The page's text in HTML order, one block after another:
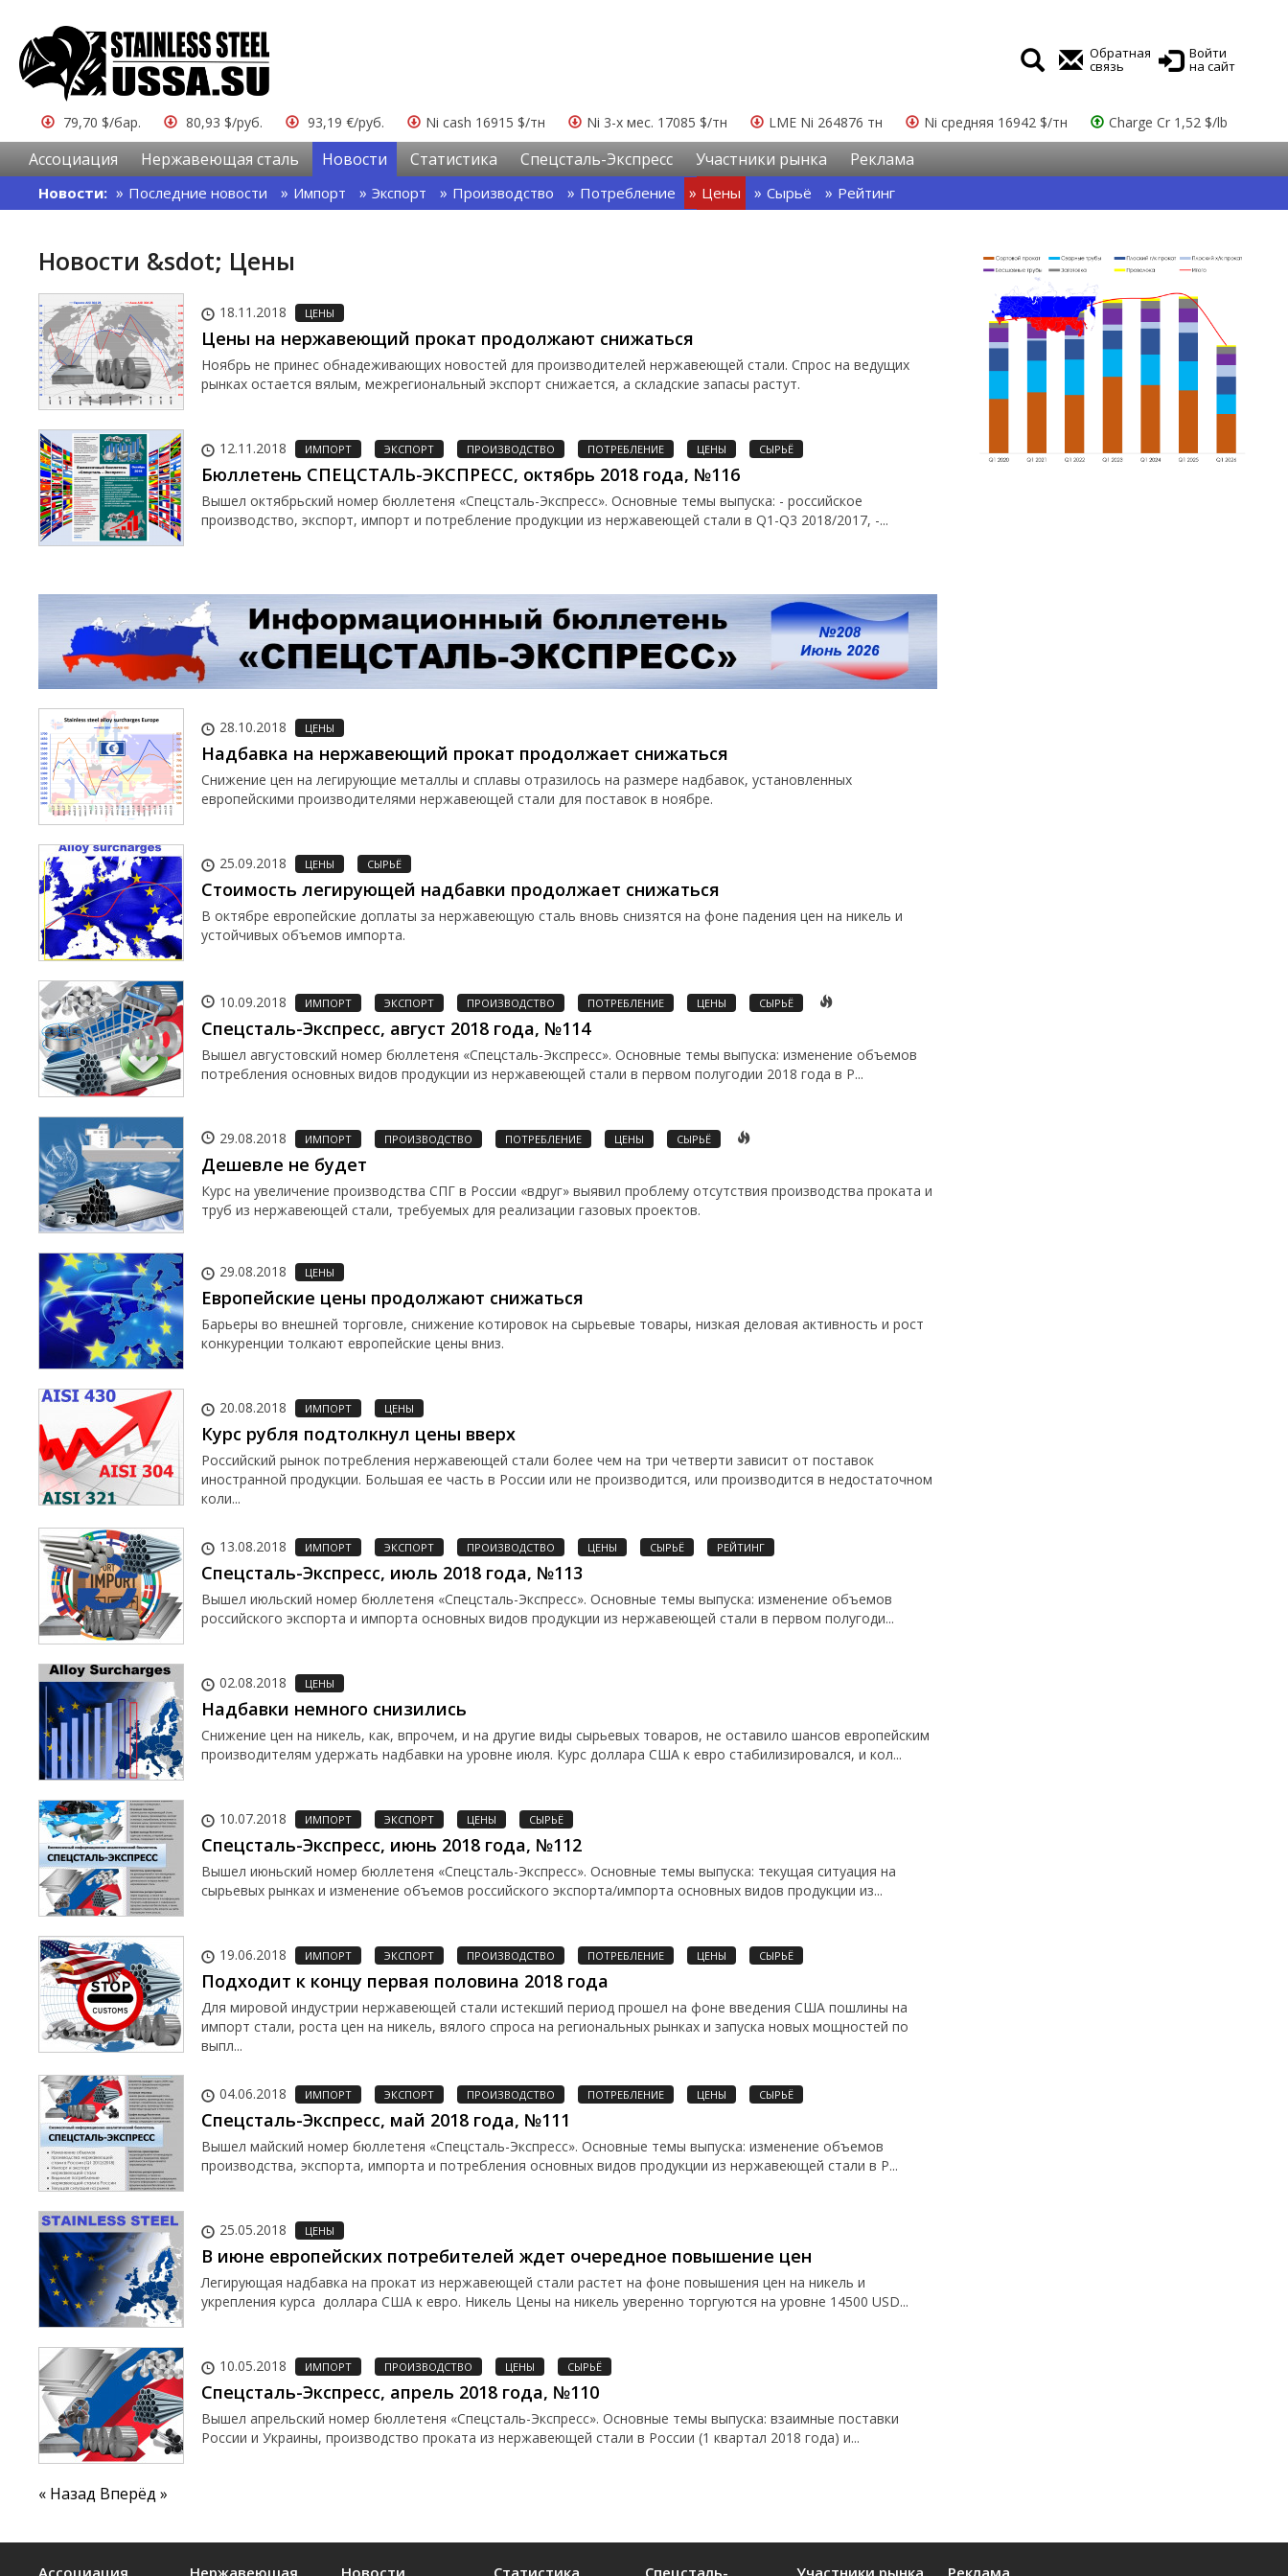
Обратная
связь
Войти
на сайт
79,70 $/бар. 80,93 $/руб. 93,19 €/руб. Ni cash 16915 $/тн Ni 3-х мес. 17085 $/тн LME Ni 264876 тн Ni средняя 16942 $/тн Charge Cr 1,52 $/lb
Ассоциация Нержавеющая сталь Новости Статистика Спецсталь-Экспресс Участники рынка Реклама
Новости: Последние новости Импорт Экспорт Производство Потребление Цены Сырьё Рейтинг
Новости &sdot; Цены
18.11.2018 ЦЕНЫ
Цены на нержавеющий прокат продолжают снижаться
Ноябрь не принес обнадеживающих новостей для производителей нержавеющей стали. Спрос на ведущих
рынках остается вялым, межрегиональный экспорт снижается, а складские запасы растут.
12.11.2018 ИМПОРТ ЭКСПОРТ ПРОИЗВОДСТВО ПОТРЕБЛЕНИЕ ЦЕНЫ СЫРЬЁ
Бюллетень СПЕЦСТАЛЬ-ЭКСПРЕСС, октябрь 2018 года, №116
Вышел октябрьский номер бюллетеня «Спецсталь-Экспресс». Основные темы выпуска: - российское
производство, экспорт, импорт и потребление продукции из нержавеющей стали в Q1-Q3 2018/2017, -...
28.10.2018 ЦЕНЫ
Надбавка на нержавеющий прокат продолжает снижаться
Снижение цен на легирующие металлы и сплавы отразилось на размере надбавок, установленных
европейскими производителями нержавеющей стали для поставок в ноябре.
25.09.2018 ЦЕНЫ СЫРЬЁ
Стоимость легирующей надбавки продолжает снижаться
В октябре европейские доплаты за нержавеющую сталь вновь снизятся на фоне падения цен на никель и
устойчивых объемов импорта.
10.09.2018 ИМПОРТ ЭКСПОРТ ПРОИЗВОДСТВО ПОТРЕБЛЕНИЕ ЦЕНЫ СЫРЬЁ
Спецсталь-Экспресс, август 2018 года, №114
Вышел августовский номер бюллетеня «Спецсталь-Экспресс». Основные темы выпуска: изменение объемов
потребления основных видов продукции из нержавеющей стали в первом полугодии 2018 года в Р...
29.08.2018 ИМПОРТ ПРОИЗВОДСТВО ПОТРЕБЛЕНИЕ ЦЕНЫ СЫРЬЁ
Дешевле не будет
Курс на увеличение производства СПГ в России «вдруг» выявил проблему отсутствия производства проката и
труб из нержавеющей стали, требуемых для реализации газовых проектов.
29.08.2018 ЦЕНЫ
Европейские цены продолжают снижаться
Барьеры во внешней торговле, снижение котировок на сырьевые товары, низкая деловая активность и рост
конкуренции толкают европейские цены вниз.
20.08.2018 ИМПОРТ ЦЕНЫ
Курс рубля подтолкнул цены вверх
Российский рынок потребления нержавеющей стали более чем на три четверти зависит от поставок
иностранной продукции. Большая ее часть в России или не производится, или производится в недостаточном
коли...
13.08.2018 ИМПОРТ ЭКСПОРТ ПРОИЗВОДСТВО ЦЕНЫ СЫРЬЁ РЕЙТИНГ
Спецсталь-Экспресс, июль 2018 года, №113
Вышел июльский номер бюллетеня «Спецсталь-Экспресс». Основные темы выпуска: изменение объемов
российского экспорта и импорта основных видов продукции из нержавеющей стали в первом полугоди...
02.08.2018 ЦЕНЫ
Надбавки немного снизились
Снижение цен на никель, как, впрочем, и на другие виды сырьевых товаров, не оставило шансов европейским
производителям удержать надбавки на уровне июля. Курс доллара США к евро стабилизировался, и кол...
10.07.2018 ИМПОРТ ЭКСПОРТ ЦЕНЫ СЫРЬЁ
Спецсталь-Экспресс, июнь 2018 года, №112
Вышел июньский номер бюллетеня «Спецсталь-Экспресс». Основные темы выпуска: текущая ситуация на
сырьевых рынках и изменение объемов российского экспорта/импорта основных видов продукции из...
19.06.2018 ИМПОРТ ЭКСПОРТ ПРОИЗВОДСТВО ПОТРЕБЛЕНИЕ ЦЕНЫ СЫРЬЁ
Подходит к концу первая половина 2018 года
Для мировой индустрии нержавеющей стали истекший период прошел на фоне введения США пошлины на
импорт стали, роста цен на никель, вялого спроса на региональных рынках и запуска новых мощностей по
выпл...
04.06.2018 ИМПОРТ ЭКСПОРТ ПРОИЗВОДСТВО ПОТРЕБЛЕНИЕ ЦЕНЫ СЫРЬЁ
Спецсталь-Экспресс, май 2018 года, №111
Вышел майский номер бюллетеня «Спецсталь-Экспресс». Основные темы выпуска: изменение объемов
производства, экспорта, импорта и потребления основных видов продукции из нержавеющей стали в Р...
25.05.2018 ЦЕНЫ
В июне европейских потребителей ждет очередное повышение цен
Легирующая надбавка на прокат из нержавеющей стали растет на фоне повышения цен на никель и
укрепления курса доллара США к евро. Никель Цены на никель уверенно торгуются на уровне 14500 USD...
10.05.2018 ИМПОРТ ПРОИЗВОДСТВО ЦЕНЫ СЫРЬЁ
Спецсталь-Экспресс, апрель 2018 года, №110
Вышел апрельский номер бюллетеня «Спецсталь-Экспресс». Основные темы выпуска: взаимные поставки
России и Украины, производство проката из нержавеющей стали в России (1 квартал 2018 года) и...
« Назад Вперёд »
Ассоциация Нержавеющая Новости Статистика Спецсталь- Участники рынка Реклама